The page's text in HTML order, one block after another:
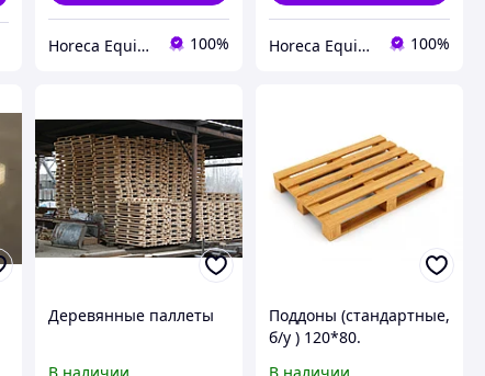
Horeca Equipment 100% Horeca Equipment 100%
Деревянные паллеты Поддоны (стандартные,
б/у ) 120*80.